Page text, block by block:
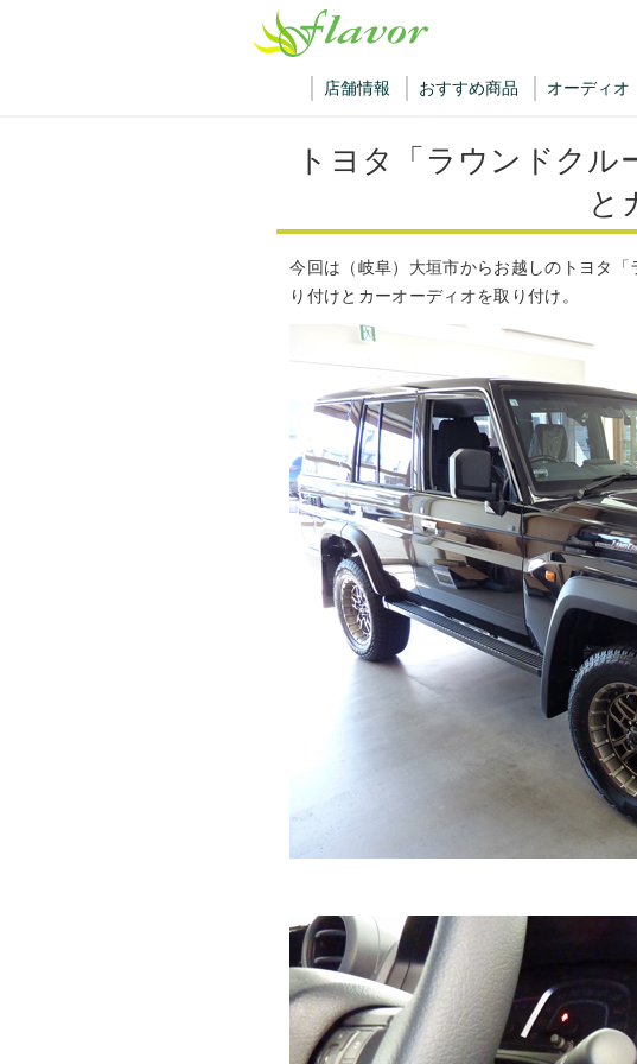
店舗情報 おすすめ商品 オーディオ
トヨタ「ラウンドクル
と
今回は（岐阜）大垣市からお越しのトヨタ
り付けとカーオーディオを取り付け。